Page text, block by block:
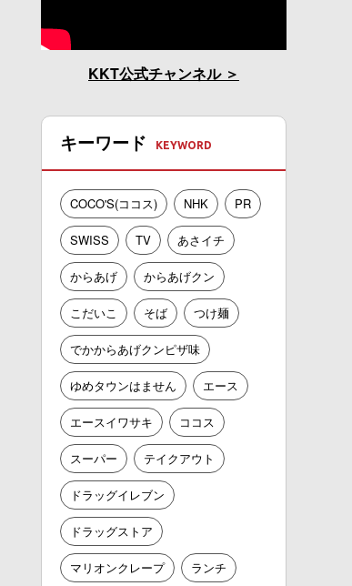
KKT公式チャンネル
キーワード
COCO'S(ココス) NHK PR
SWISS TV あさイチ
からあげ からあげクン
こだいこ そば つけ麺
でかからあげクンピザ味
ゆめタウンはません エース
エースイワサキ ココス
スーパー テイクアウト
ドラッグイレブン
ドラッグストア
マリオンクレープ ランチ